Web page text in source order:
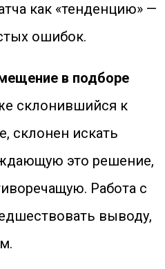
как «тенденцию» —
ошибок.
в подборе
склонившийся к
склонен искать
это решение,
Работа с
выводу,